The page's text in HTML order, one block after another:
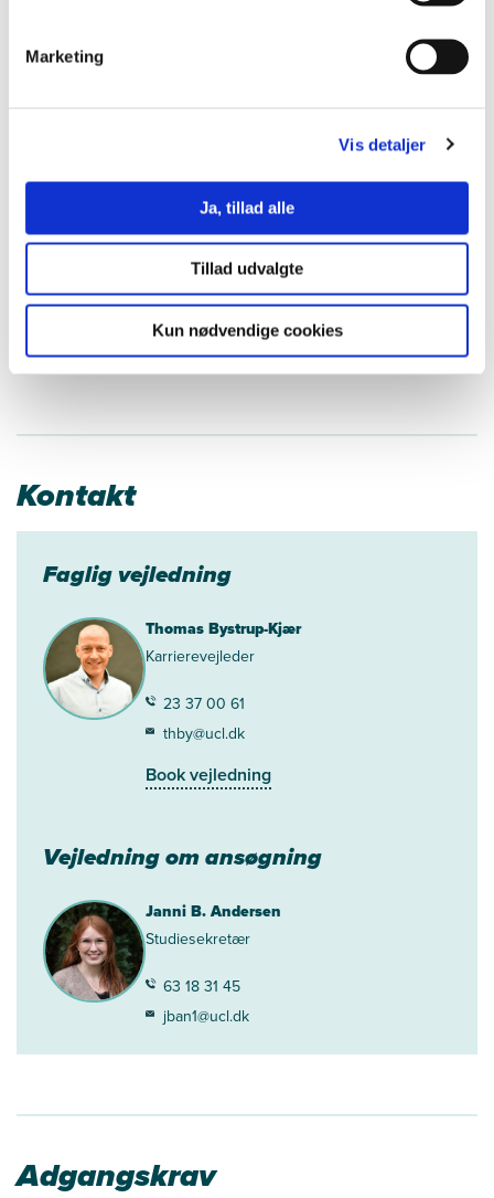
Marketing
Vis detaljer
Ja, tillad alle
Tillad udvalgte
Kun nødvendige cookies
Henrik Pabst
Konsulent og uddannelsesrådgiver
23 81 54 65
hepa@ucl.dk
Book vejledning
Kontakt
Faglig vejledning
Thomas Bystrup-Kjær
Karrierevejleder
23 37 00 61
thby@ucl.dk
Book vejledning
Vejledning om ansøgning
Janni B. Andersen
Studiesekretær
63 18 31 45
jban1@ucl.dk
Adgangskrav